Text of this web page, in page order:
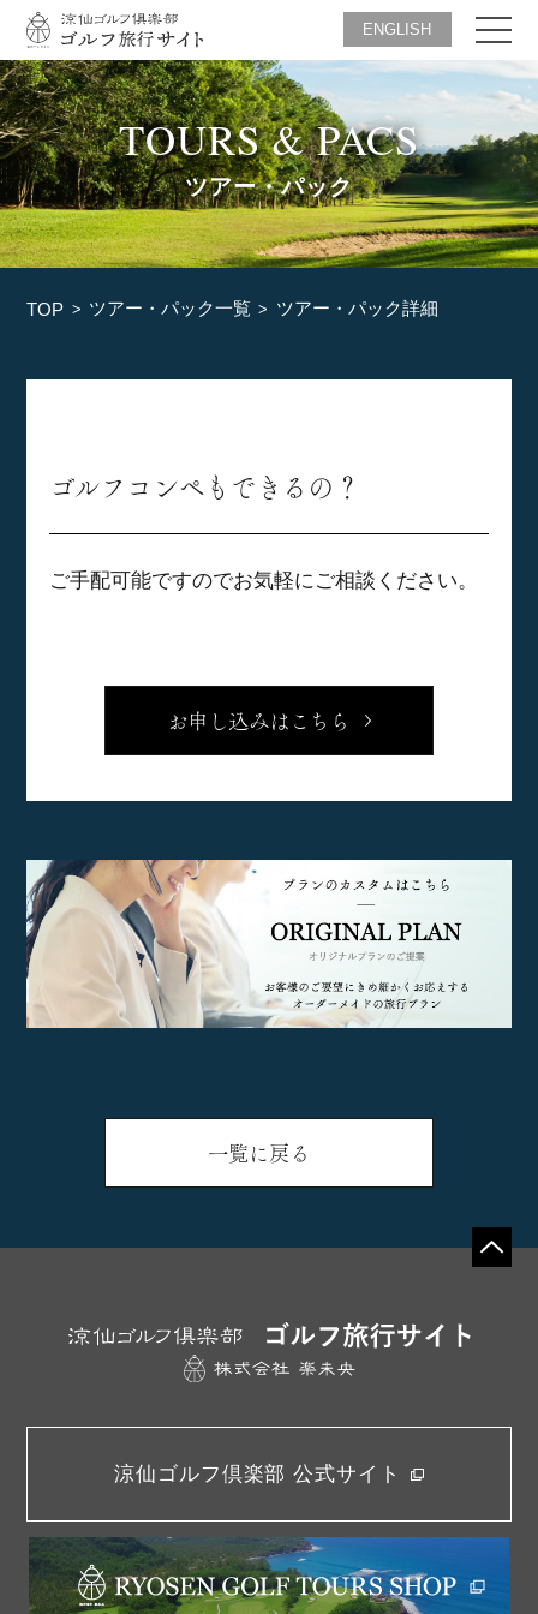
ENGLISH
TOURS & PACS
ツアー・パック
TOP ツアー・パック一覧 ツアー・パック詳細
ゴルフコンペもできるの？
ご手配可能ですのでお気軽にご相談ください。
お申し込みはこちら
一覧に戻る
涼仙ゴルフ倶楽部 公式サイト